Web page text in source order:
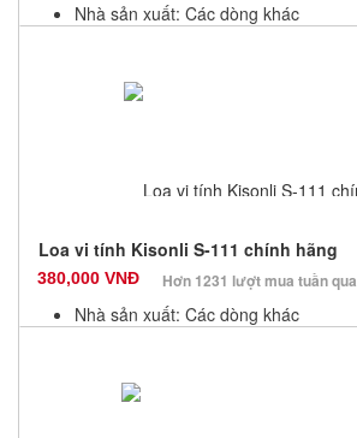
Nhà sản xuất: Các dòng khác
Số lượng: 100
Loa vi tính Kisonli S-111 chính hãng
380,000 VNĐ Hơn 1231 lượt mua tuần qua
Nhà sản xuất: Các dòng khác
Số lượng: 100